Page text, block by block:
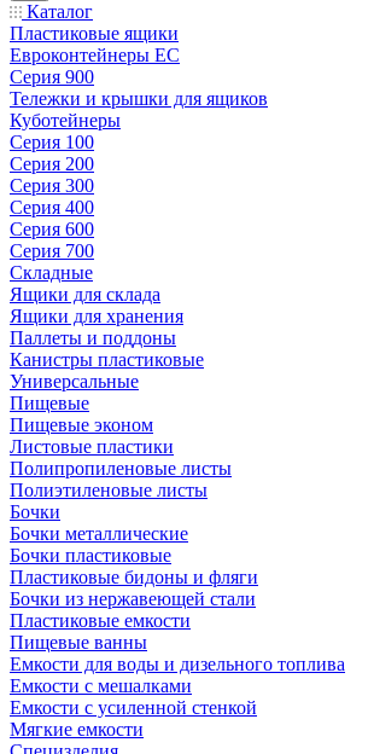
Каталог
Пластиковые ящики
Евроконтейнеры ЕС
Серия 900
Тележки и крышки для ящиков
Куботейнеры
Серия 100
Серия 200
Серия 300
Серия 400
Серия 600
Серия 700
Складные
Ящики для склада
Ящики для хранения
Паллеты и поддоны
Канистры пластиковые
Универсальные
Пищевые
Пищевые эконом
Листовые пластики
Полипропиленовые листы
Полиэтиленовые листы
Бочки
Бочки металлические
Бочки пластиковые
Пластиковые бидоны и фляги
Бочки из нержавеющей стали
Пластиковые емкости
Пищевые ванны
Емкости для воды и дизельного топлива
Емкости с мешалками
Емкости с усиленной стенкой
Мягкие емкости